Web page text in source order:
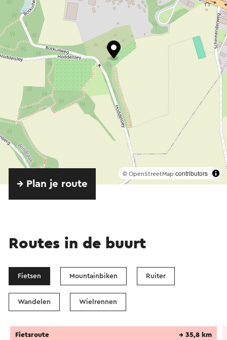
© OpenStreetMap contributors
→ Plan je route
Routes in de buurt
Fietsen Mountainbiken Ruiter
Wandelen Wielrennen
Fietsroute → 35,8 km